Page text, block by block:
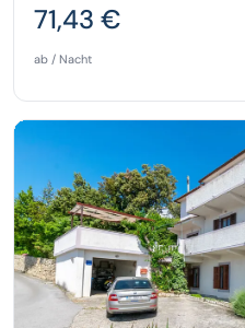
71,43 €
ab / Nacht